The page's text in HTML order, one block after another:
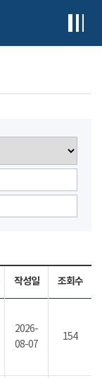
작성일 조회수
2026-
08-07
154